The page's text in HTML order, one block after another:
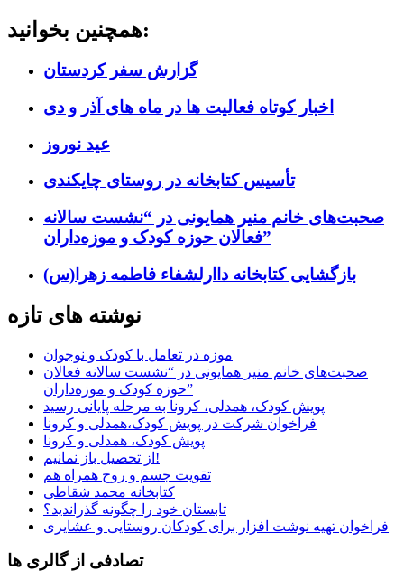
همچنین بخوانید:
گزارش سفر کردستان
اخبار کوتاه فعالیت ها در ماه های آذر و دی
عید نوروز
تأسیس کتابخانه در روستای چایکندی
صحبت‌های خانم منیر همایونی در “نشست سالانه
فعالان حوزه کودک و موزه‌داران”
بازگشایی کتابخانه داارلشفاء فاطمه زهرا(س)
نوشته های تازه
موزه در تعامل با کودک و نوجوان
صحبت‌های خانم منیر همایونی در “نشست سالانه فعالان
حوزه کودک و موزه‌داران”
پویش کودک، همدلی، کرونا به مرحله پایانی رسید
فراخوان شرکت در پویش کودک،همدلی و کرونا
پویش کودک، همدلی و کرونا
از تحصیل باز نمانیم!
تقویت جسم و روح همراه هم
کتابخانه محمد شقاطی
تابستان خود را چگونه گذراندید؟
فراخوان تهیه نوشت افزار برای کودکان روستایی و عشایری
تصادفی از گالری ها